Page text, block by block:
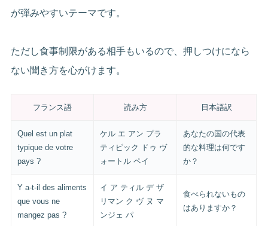
が弾みやすいテーマです。
ただし食事制限がある相手もいるので、押しつけになら
ない聞き方を心がけます。
フランス語 読み方 日本語訳
Quel est un plat
typique de votre
pays ?
ケル エ アン プラ
ティピック ドゥ ヴ
ォートル ペイ
あなたの国の代表
的な料理は何です
か？
Y a-t-il des aliments
que vous ne
mangez pas ?
イ ア ティル デ ザ
リマン ク ヴ ヌ マ
ンジェ パ
食べられないもの
はありますか？